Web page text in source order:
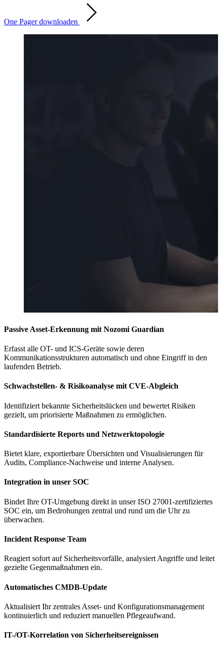
One Pager downloaden
Passive Asset-Erkennung mit Nozomi Guardian
Erfasst alle OT- und ICS-Geräte sowie deren
Kommunikationsstrukturen automatisch und ohne Eingriff in den
laufenden Betrieb.
Schwachstellen- & Risikoanalyse mit CVE-Abgleich
Identifiziert bekannte Sicherheitslücken und bewertet Risiken
gezielt, um priorisierte Maßnahmen zu ermöglichen.
Standardisierte Reports und Netzwerktopologie
Bietet klare, exportierbare Übersichten und Visualisierungen für
Audits, Compliance-Nachweise und interne Analysen.
Integration in unser SOC
Bindet Ihre OT-Umgebung direkt in unser ISO 27001-zertifiziertes
SOC ein, um Bedrohungen zentral und rund um die Uhr zu
überwachen.
Incident Response Team
Reagiert sofort auf Sicherheitsvorfälle, analysiert Angriffe und leitet
gezielte Gegenmaßnahmen ein.
Automatisches CMDB-Update
Aktualisiert Ihr zentrales Asset- und Konfigurationsmanagement
kontinuierlich und reduziert manuellen Pflegeaufwand.
IT-/OT-Korrelation von Sicherheitsereignissen